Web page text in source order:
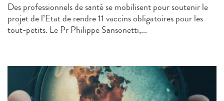
Des professionnels de santé se mobilisent pour soutenir le
projet de l’Etat de rendre 11 vaccins obligatoires pour les
tout-petits. Le Pr Philippe Sansonetti,...